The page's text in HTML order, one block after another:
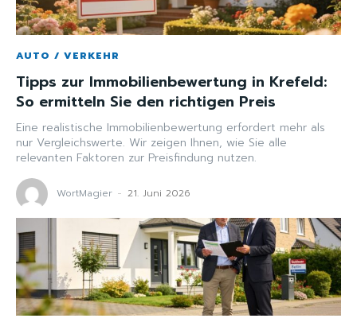
AUTO / VERKEHR
Tipps zur Immobilienbewertung in Krefeld:
So ermitteln Sie den richtigen Preis
Eine realistische Immobilienbewertung erfordert mehr als
nur Vergleichswerte. Wir zeigen Ihnen, wie Sie alle
relevanten Faktoren zur Preisfindung nutzen.
WortMagier - 21. Juni 2026